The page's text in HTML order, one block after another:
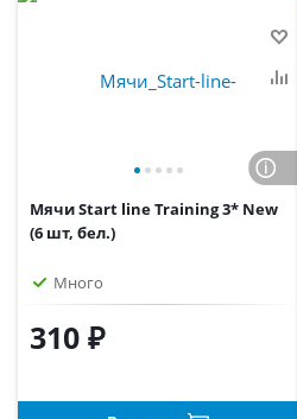
Мячи Start line Training 3* New
(6 шт, бел.)
Много
310 ₽